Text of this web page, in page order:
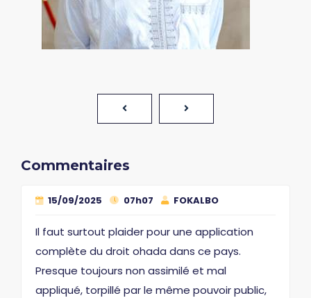
Commentaires
15/09/2025 07h07 FOKALBO
Il faut surtout plaider pour une application
complète du droit ohada dans ce pays.
Presque toujours non assimilé et mal
appliqué, torpillé par le même pouvoir public,